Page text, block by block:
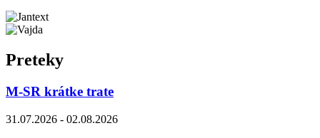
Preteky
M-SR krátke trate
31.07.2026 - 02.08.2026